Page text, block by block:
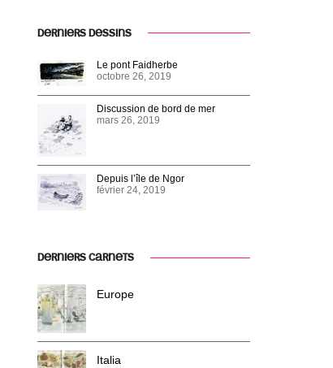
DERNIERS DESSINS
Le pont Faidherbe
octobre 26, 2019
Discussion de bord de mer
mars 26, 2019
Depuis l’île de Ngor
février 24, 2019
DERNIERS CARNETS
Europe
Italia